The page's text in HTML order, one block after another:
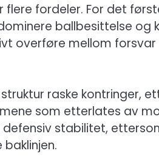
fordeler. For det
ballbesittelse og
overføre mellom
raske kontringer,
som etterlates av
stabilitet,